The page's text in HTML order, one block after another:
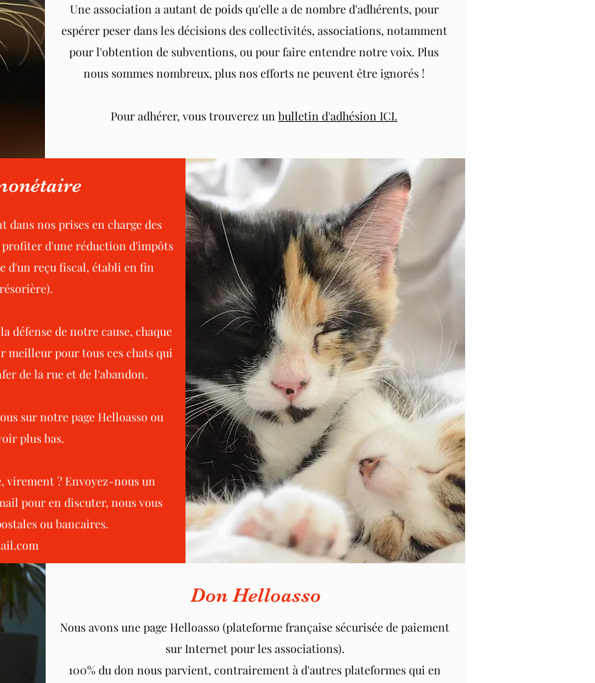
Une association a autant de poids qu'elle a de nombre d'adhérents, pour
espérer peser dans les décisions des collectivités, associations, notamment
pour l'obtention de subventions, ou pour faire entendre notre voix. Plus
nous sommes nombreux, plus nos efforts ne peuvent être ignorés !
Pour adhérer, vous trouverez un bulletin d'adhésion ICI.
dans nos prises en charge des
profiter d'une réduction d'impôts
d'un reçu fiscal, établi en fin
défense de notre cause, chaque
meilleur pour tous ces chats qui
de la rue et de l'abandon.
sur notre page Helloasso ou
plus bas.
virement ? Envoyez-nous un
pour en discuter, nous vous
ou bancaires.
Don Helloasso
Nous avons une page Helloasso (plateforme française sécurisée de paiement
sur Internet pour les associations).
100% du don nous parvient, contrairement à d'autres plateformes qui en